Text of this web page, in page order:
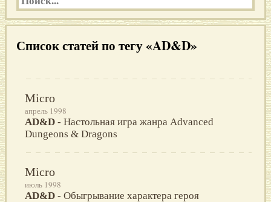
Список статей по тегу «AD&D»
Micro
апрель 1998
AD&D - Настольная игра жанра Advanced
Dungeons & Dragons
Micro
июль 1998
AD&D - Обыгрывание характера героя